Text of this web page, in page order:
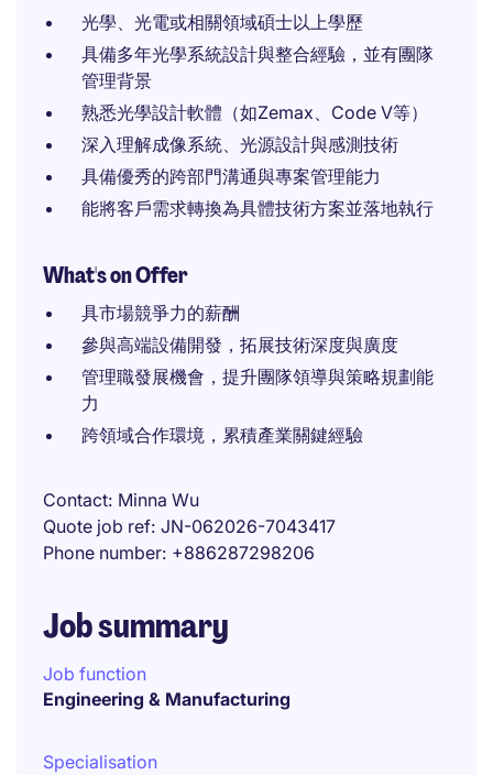
光學、光電或相關領域碩士以上學歷
具備多年光學系統設計與整合經驗，並有團隊
管理背景
熟悉光學設計軟體（如Zemax、Code V等）
深入理解成像系統、光源設計與感測技術
具備優秀的跨部門溝通與專案管理能力
能將客戶需求轉換為具體技術方案並落地執行
What's on Offer
具市場競爭力的薪酬
參與高端設備開發，拓展技術深度與廣度
管理職發展機會，提升團隊領導與策略規劃能
力
跨領域合作環境，累積產業關鍵經驗
Contact Minna Wu
Quote job ref JN-062026-7043417
Phone number +886287298206
Job summary
Job function
Engineering & Manufacturing
Specialisation